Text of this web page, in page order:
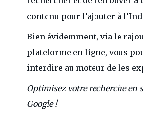
contenu pour l’ajouter à
Bien évidemment, via le
plateforme en ligne, vous
interdire au moteur de les
Optimisez votre recherche en
Google !